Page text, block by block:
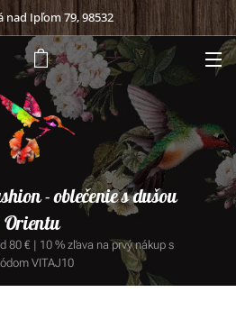
nad Ipľom 79, 98532
- oblečenie s dušou
Orientu
80 € | 10 % zľava na prvý nákup s
VITAJ10